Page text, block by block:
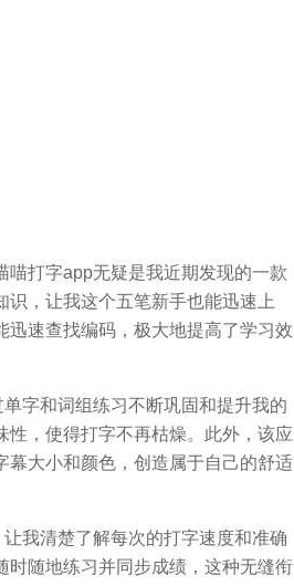
打字app无疑是我近期发现的一款
，让我这个五笔新手也能迅速上
速查找编码，极大地提高了学习效
字和词组练习不断巩固和提升我的
，使得打字不再枯燥。此外，该应
幕大小和颜色，创造属于自己的舒适
我清楚了解每次的打字速度和准确
时随地练习并同步成绩，这种无缝衔